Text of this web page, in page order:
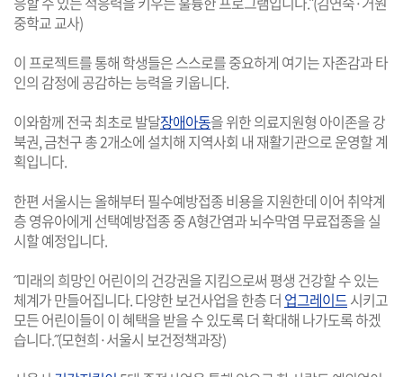
중학교 교사)
이 프로젝트를 통해 학생들은 스스로를 중요하게 여기는 자존감과 타
인의 감정에 공감하는 능력을 키웁니다.
이와함께 전국 최초로 발달장애아동을 위한 의료지원형 아이존을 강
북권, 금천구 총 2개소에 설치해 지역사회 내 재활기관으로 운영할 계
획입니다.
한편 서울시는 올해부터 필수예방접종 비용을 지원한데 이어 취약계
층 영유아에게 선택예방접종 중 A형간염과 뇌수막염 무료접종을 실
시할 예정입니다.
˝미래의 희망인 어린이의 건강권을 지킴으로써 평생 건강할 수 있는
체계가 만들어집니다. 다양한 보건사업을 한층 더 업그레이드시키고
모든 어린이들이 이 혜택을 받을 수 있도록 더 확대해 나가도록 하겠
습니다.˝(모현희·서울시 보건정책과장)